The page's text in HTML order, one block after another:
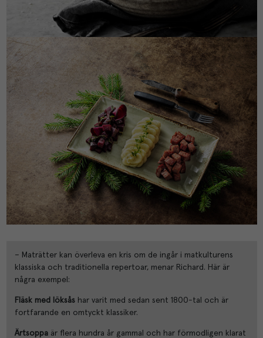
– Maträtter kan överleva en kris om de ingår i matkulturens
klassiska och traditionella repertoar, menar Richard. Här är
några exempel:
Fläsk med löksås har varit med sedan sent 1800-tal och är
fortfarande en omtyckt klassiker.
Ärtsoppa är flera hundra år gammal och har förmodligen klarat